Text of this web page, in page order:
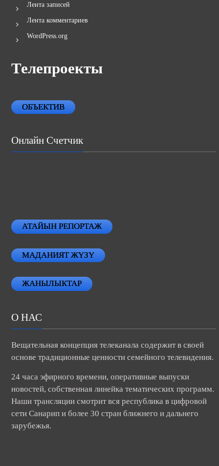
Лента записей
Лента комментариев
WordPress.org
Телепроекты
ОБЪЕКТИВ
Онлайн Счетчик
АТАЙЫН РЕПОРТАЖ
МАДАНИЯТ ЖҮЗҮ
ЖАНЫЛЫКТАР
О НАС
Вещательная концепция телеканала содержит в своей
основе традиционные ценности семейного телевидения.
24 часа эфирного времени, оперативные выпуски
новостей, собственная линейка тематических программ.
Наши трансляции смотрит вся республика в цифровой
сети Санарип и более 30 стран ближнего и дальнего
зарубежья.